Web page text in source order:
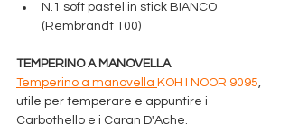
N.1 soft pastel in stick BIANCO
(Rembrandt 100)
TEMPERINO A MANOVELLA
Temperino a manovella KOH I NOOR 9095,
utile per temperare e appuntire i
Carbothello e i Caran D'Ache.